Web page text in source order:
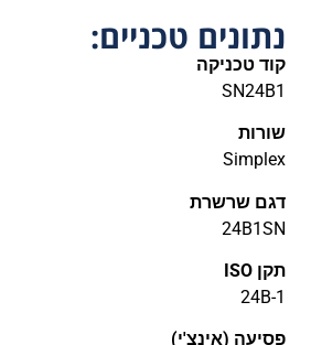
נתונים טכניים:
קוד טכניקה
SN24B1
שורות
Simplex
דגם שרשרת
24B1SN
תקן ISO
24B-1
פסיעה (אינצ'י)